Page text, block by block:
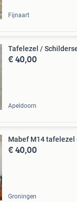
Fijnaart
Tafelezel /
€ 40,00
Apeldoorn
Mabef M14 tafelezel
€ 40,00
Groningen